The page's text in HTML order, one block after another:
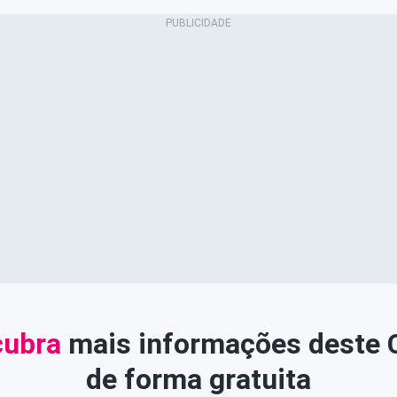
mais informações deste
de forma gratuita